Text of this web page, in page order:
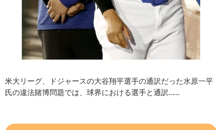
米大リーグ、ドジャースの大谷翔平選手の通訳だった水原一平
氏の違法賭博問題では、球界における選手と通訳……